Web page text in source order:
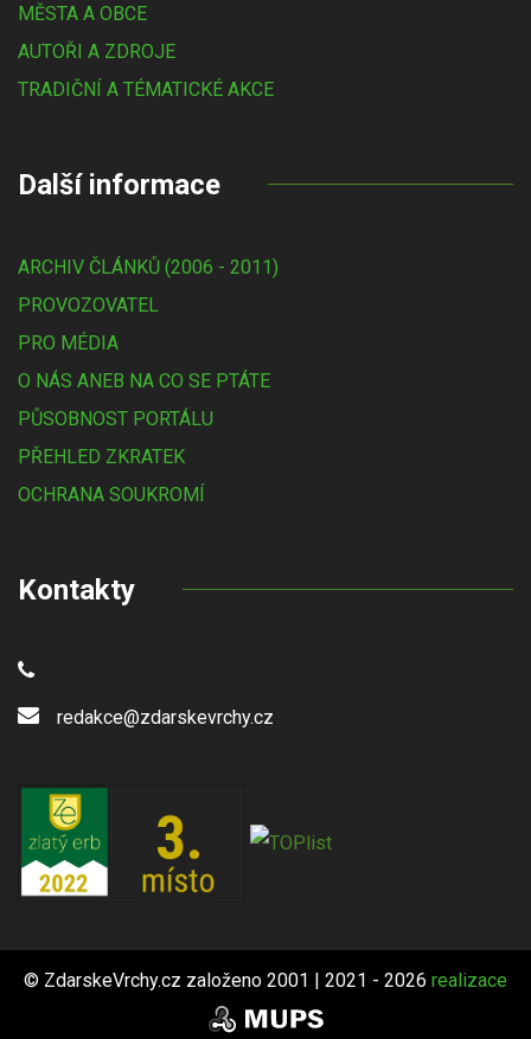
MĚSTA A OBCE
AUTOŘI A ZDROJE
TRADIČNÍ A TÉMATICKÉ AKCE
Další informace
ARCHIV ČLÁNKŮ (2006 - 2011)
PROVOZOVATEL
PRO MÉDIA
O NÁS ANEB NA CO SE PTÁTE
PŮSOBNOST PORTÁLU
PŘEHLED ZKRATEK
OCHRANA SOUKROMÍ
Kontakty
redakce@zdarskevrchy.cz
© ZdarskeVrchy.cz založeno 2001 | 2021 - 2026 realizace